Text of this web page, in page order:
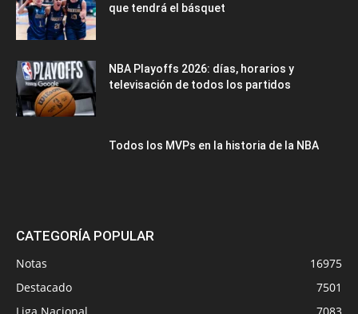
que tendrá el básquet
NBA Playoffs 2026: días, horarios y
televisación de todos los partidos
Todos los MVPs en la historia de la NBA
CATEGORÍA POPULAR
Notas
16975
Destacado
7501
Liga Nacional
7083